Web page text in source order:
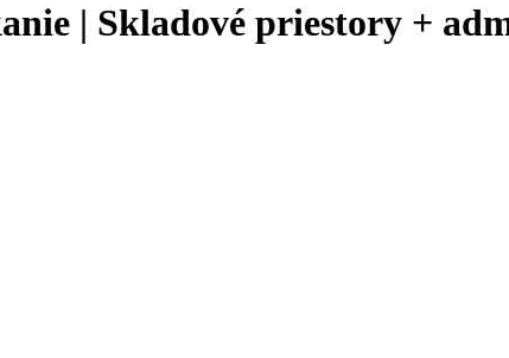
| Skladové priestory +